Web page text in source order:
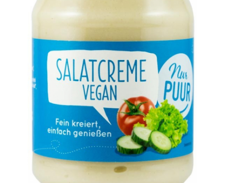
Ceai vrac
Ceaiuri diverse si accesorii
Vinuri, bere si alte bauturi
Siropuri naturale
Carbogazoase
Cacao si inlocuitori
Seminte bio pentru germinat
Seminte din plante oleaginoase